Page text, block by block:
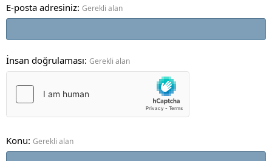
E-posta adresiniz Gerekli alan
İnsan doğrulaması Gerekli alan
Konu Gerekli alan